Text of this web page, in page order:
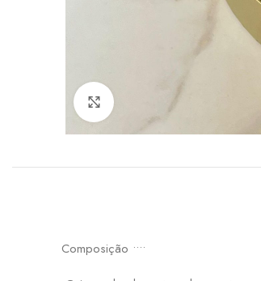
Click to enlarge
Composição ••••